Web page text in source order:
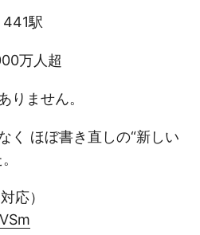
駅
万人超
りません。
く ほぼ書き直しの“新しい
応）